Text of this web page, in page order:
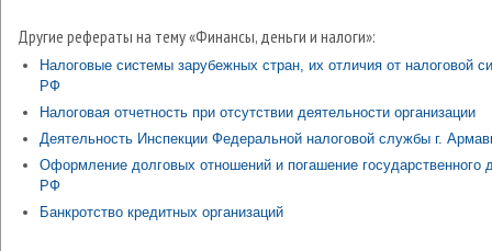
Другие рефераты на тему «Финансы, деньги и налоги»:
Налоговые системы зарубежных стран, их отличия от налоговой
РФ
Налоговая отчетность при отсутствии деятельности организации
Деятельность Инспекции Федеральной налоговой службы г.
Оформление долговых отношений и погашение государственного
РФ
Банкротство кредитных организаций